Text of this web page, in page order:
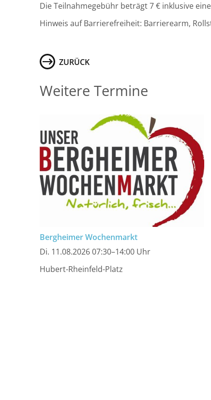
Die Teilnahmegebühr beträgt 7 € inklusive
Hinweis auf Barrierefreiheit: Barrierearm,
ZURÜCK
Weitere Termine
Bergheimer Wochenmarkt
Di. 11.08.2026 07:30–14:00 Uhr
Hubert-Rheinfeld-Platz